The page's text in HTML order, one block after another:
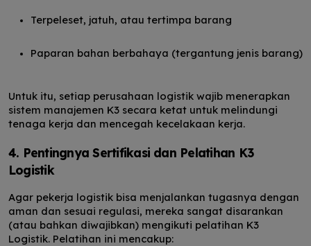
Terpeleset, jatuh, atau tertimpa barang
Paparan bahan berbahaya (tergantung jenis barang)
Untuk itu, setiap perusahaan logistik wajib menerapkan
sistem manajemen K3 secara ketat untuk melindungi
tenaga kerja dan mencegah kecelakaan kerja.
4. Pentingnya Sertifikasi dan Pelatihan K3
Logistik
Agar pekerja logistik bisa menjalankan tugasnya dengan
aman dan sesuai regulasi, mereka sangat disarankan
(atau bahkan diwajibkan) mengikuti pelatihan K3
Logistik. Pelatihan ini mencakup: